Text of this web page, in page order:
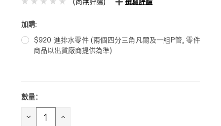
加購:
$920 進排水零件 (兩個四分三角凡爾及一組P管, 零件
商品以出貨廠商提供為準)
目前
存：
數量：
減 增